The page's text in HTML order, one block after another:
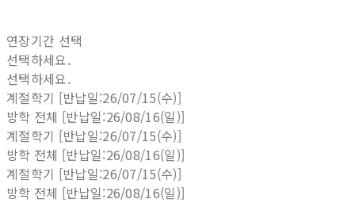
연장기간 선택
선택하세요.
선택하세요.
계절학기 [반납일:26/07/15(수)]
방학 전체 [반납일:26/08/16(일)]
계절학기 [반납일:26/07/15(수)]
방학 전체 [반납일:26/08/16(일)]
계절학기 [반납일:26/07/15(수)]
방학 전체 [반납일:26/08/16(일)]